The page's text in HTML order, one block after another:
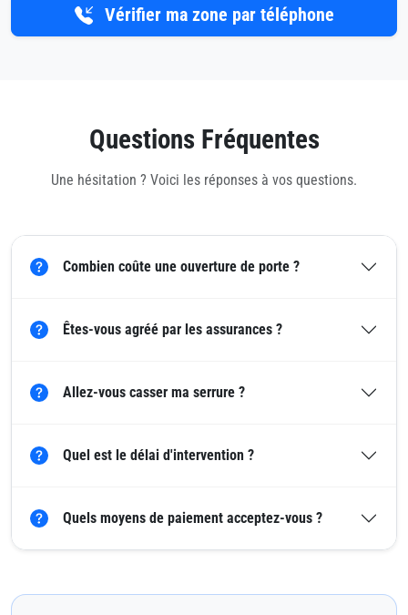
Vérifier ma zone par téléphone
Questions Fréquentes
Une hésitation ? Voici les réponses à vos questions.
Combien coûte une ouverture de porte ?
Êtes-vous agréé par les assurances ?
Allez-vous casser ma serrure ?
Quel est le délai d'intervention ?
Quels moyens de paiement acceptez-vous ?